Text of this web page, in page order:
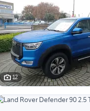
12